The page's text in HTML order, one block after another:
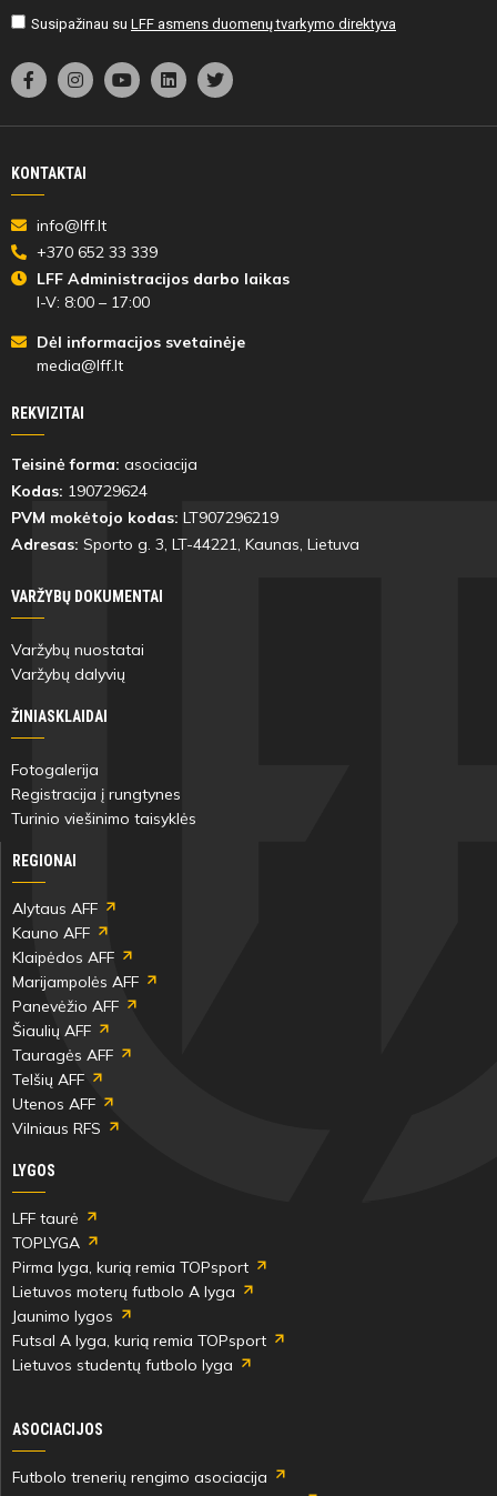
Susipažinau su LFF asmens duomenų tvarkymo direktyva
KONTAKTAI
info@lff.lt
+370 652 33 339
LFF Administracijos darbo laikas
I-V: 8:00 – 17:00
Dėl informacijos svetainėje
media@lff.lt
REKVIZITAI
Teisinė forma: asociacija
Kodas: 190729624
PVM mokėtojo kodas: LT907296219
Adresas: Sporto g. 3, LT-44221, Kaunas, Lietuva
VARŽYBŲ DOKUMENTAI
Varžybų nuostatai
Varžybų dalyvių
ŽINIASKLAIDAI
Fotogalerija
Registracija į rungtynes
Turinio viešinimo taisyklės
REGIONAI
Alytaus AFF
Kauno AFF
Klaipėdos AFF
Marijampolės AFF
Panevėžio AFF
Šiaulių AFF
Tauragės AFF
Telšių AFF
Utenos AFF
Vilniaus RFS
LYGOS
LFF taurė
TOPLYGA
Pirma lyga, kurią remia TOPsport
Lietuvos moterų futbolo A lyga
Jaunimo lygos
Futsal A lyga, kurią remia TOPsport
Lietuvos studentų futbolo lyga
ASOCIACIJOS
Futbolo trenerių rengimo asociacija